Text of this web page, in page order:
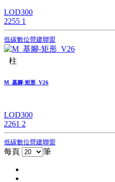
LOD300
2255 1
低碳數位營建聯盟
柱
M_基腳-矩形_V26
LOD300
2261 2
低碳數位營建聯盟
每頁 筆